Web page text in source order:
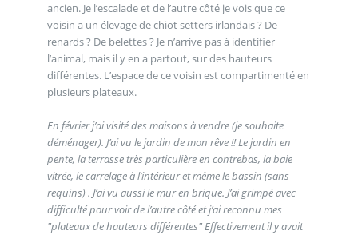
ancien. Je l’escalade et de l’autre côté je vois que ce
voisin a un élevage de chiot setters irlandais ? De
renards ? De belettes ? Je n’arrive pas à identifier
l’animal, mais il y en a partout, sur des hauteurs
différentes. L’espace de ce voisin est compartimenté en
plusieurs plateaux.
En février j’ai visité des maisons à vendre (je souhaite
déménager). J’ai vu le jardin de mon rêve !! Le jardin en
pente, la terrasse très particulière en contrebas, la baie
vitrée, le carrelage à l’intérieur et même le bassin (sans
requins) . J’ai vu aussi le mur en brique. J’ai grimpé avec
difficulté pour voir de l’autre côté et j’ai reconnu mes
"plateaux de hauteurs différentes" Effectivement il y avait